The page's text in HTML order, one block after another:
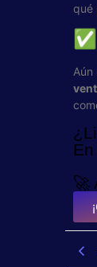
qué
🚀